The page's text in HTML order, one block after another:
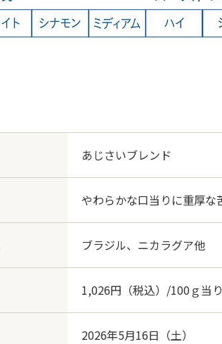
あじさいブレンド
やわらかな口当りに重厚
ブラジル、ニカラグア他
1,026円（税込）/100ｇ当
2026年5月16日（土）